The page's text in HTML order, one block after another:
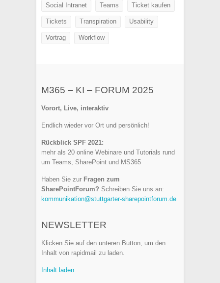
Social Intranet Teams Ticket kaufen
Tickets Transpiration Usability
Vortrag Workflow
M365 – KI – FORUM 2025
Vorort, Live, interaktiv
Endlich wieder vor Ort und persönlich!
Rückblick SPF 2021:
mehr als 20 online Webinare und Tutorials rund
um Teams, SharePoint und MS365
Haben Sie zur Fragen zum
SharePointForum? Schreiben Sie uns an:
kommunikation@stuttgarter-sharepointforum.de
NEWSLETTER
Klicken Sie auf den unteren Button, um den
Inhalt von rapidmail zu laden.
Inhalt laden